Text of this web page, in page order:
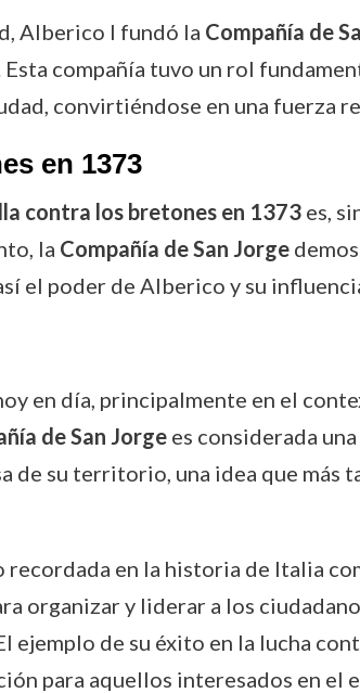
Alberico I fundó la Compañía de
compañía tuvo un rol
convirtiéndose en una fuerza
en 1373
contra los bretones en 1373es,
la Compañía de San Jorge
el poder de Alberico y su
en día, principalmente en el
de San Jorgees considerada
de su territorio, una idea que más
en la historia de Italia
organizar y liderar a los
ejemplo de su éxito en la lucha
para aquellos interesados en